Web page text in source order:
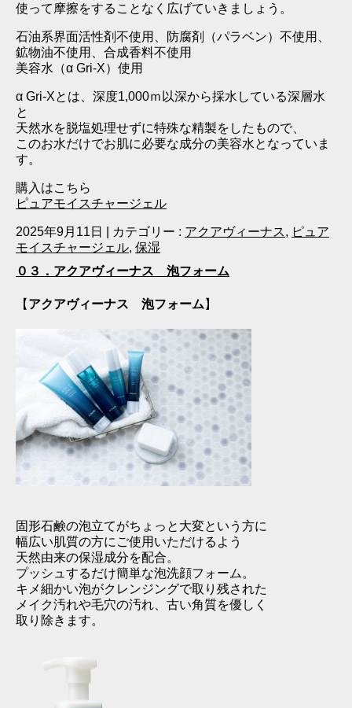
使って摩擦をすることなく広げていきましょう。
石油系界面活性剤不使用、防腐剤（パラベン）不使用、
鉱物油不使用、合成香料不使用
美容水（α Gri‐X）使用
α Gri‐Xとは、深度1,000ｍ以深から採水している深層水
と
天然水を脱塩処理せずに特殊な精製をしたもので、
このお水だけでお肌に必要な成分の美容水となっていま
す。
購入はこちら
ピュアモイスチャージェル
2025年9月11日 カテゴリー : アクアヴィーナス, ピュア
モイスチャージェル, 保湿
０３．アクアヴィーナス 泡フォーム
【 アクアヴィーナス 泡フォーム 】
固形石鹸の泡立てがちょっと大変という方に
幅広い肌質の方にご使用いただけるよう
天然由来の保湿成分を配合。
プッシュするだけ簡単な泡洗顔フォーム。
キメ細かい泡がクレンジングで取り残された
メイク汚れや毛穴の汚れ、古い角質を優しく
取り除きます。